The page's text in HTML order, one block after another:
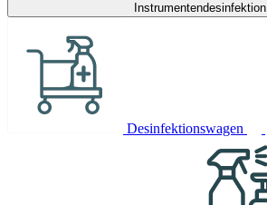
Instrumentendesinfektion
Desinfektionswagen